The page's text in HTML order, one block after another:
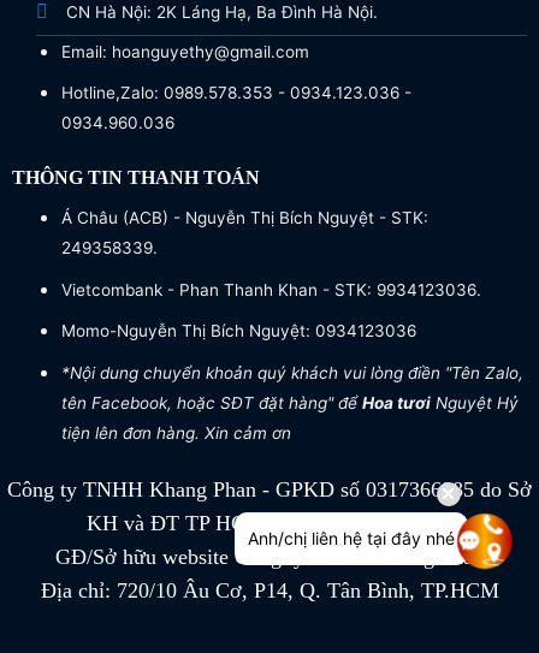
CN Hà Nội: 2K Láng Hạ, Ba Đình Hà Nội.
Email: hoanguyethy@gmail.com
Hotline,Zalo: 0989.578.353 - 0934.123.036 -
0934.960.036
THÔNG TIN THANH TOÁN
Á Châu (ACB) - Nguyễn Thị Bích Nguyệt - STK:
249358339.
Vietcombank - Phan Thanh Khan - STK: 9934123036.
Momo-Nguyễn Thị Bích Nguyệt: 0934123036
*Nội dung chuyển khoản quý khách vui lòng điền "Tên Zalo,
tên Facebook, hoặc SĐT đặt hàng" đểHoa tươiNguyệt Hỷ
tiện lên đơn hàng. Xin cảm ơn
Công ty TNHH Khang Phan - GPKD số 0317366885 do Sở
KH và ĐT TP HCM cấp ngày 04/07/2022
GĐ/Sở hữu website Công ty TNHH Khang Phan
Địa chỉ: 720/10 Âu Cơ, P14, Q. Tân Bình, TP.HCM
Anh/chị liên hệ tại đây nhé